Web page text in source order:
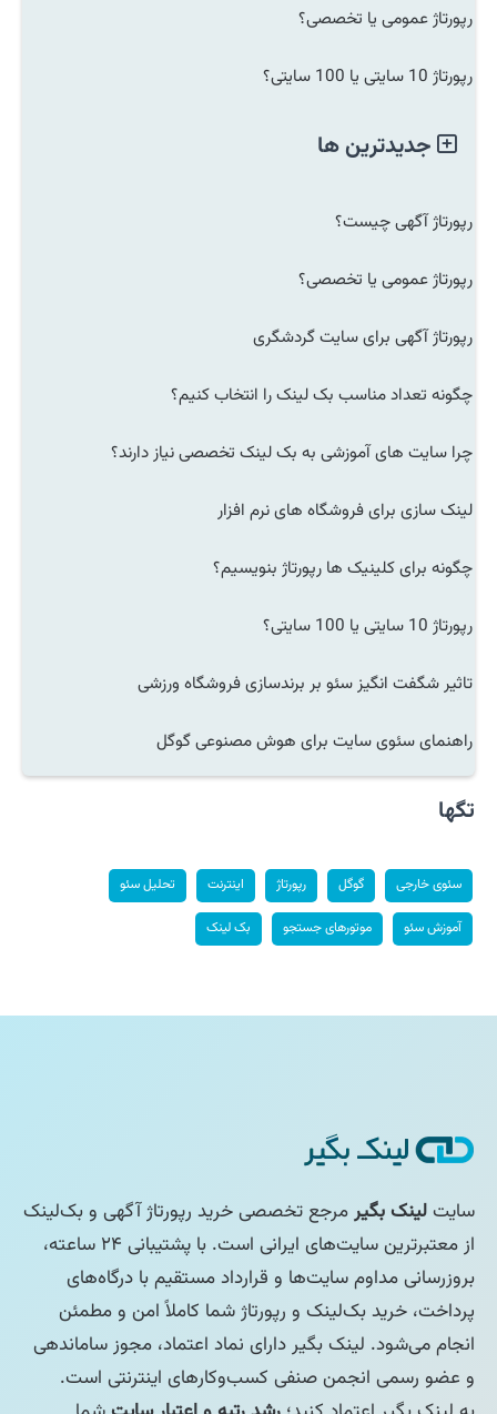
رپورتاژ عمومی یا تخصصی؟
رپورتاژ 10 سایتی یا 100 سایتی؟
جدیدترین ها
رپورتاژ آگهی چیست؟
رپورتاژ عمومی یا تخصصی؟
رپورتاژ آگهی برای سایت گردشگری
چگونه تعداد مناسب بک لینک را انتخاب کنیم؟
چرا سایت های آموزشی به بک لینک تخصصی نیاز دارند؟
لینک سازی برای فروشگاه های نرم افزار
چگونه برای کلینیک ها رپورتاژ بنویسیم؟
رپورتاژ 10 سایتی یا 100 سایتی؟
تاثیر شگفت انگیز سئو بر برندسازی فروشگاه ورزشی
راهنمای سئوی سایت برای هوش مصنوعی گوگل
تگها
سئوی خارجی گوگل رپورتاژ اینترنت تحلیل سئو
آموزش سئو موتورهای جستجو بک لینک
سایتلینک بگیرمرجع تخصصی خرید رپورتاژ آگهی و بک‌لینک
از معتبرترین سایت‌های ایرانی است. با پشتیبانی ۲۴ ساعته،
بروزرسانی مداوم سایت‌ها و قرارداد مستقیم با درگاه‌های
پرداخت، خرید بک‌لینک و رپورتاژ شما کاملاً امن و مطمئن
انجام می‌شود. لینک بگیر دارای نماد اعتماد، مجوز ساماندهی
و عضو رسمی انجمن صنفی کسب‌وکارهای اینترنتی است.